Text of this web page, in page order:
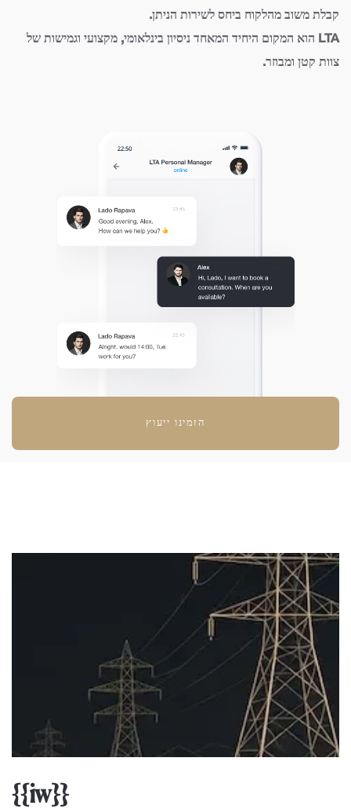
קבלת משוב מהלקוח ביחס לשירות הניתן.
LTA הוא המקום היחיד המאחד ניסיון בינלאומי, מקצועי וגמישות של
צוות קטן ומבוזר.
הזמינו ייעוץ
{{iw}}